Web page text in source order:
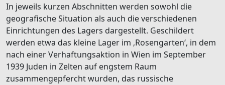
In jeweils kurzen Abschnitten werden sowohl die
geografische Situation als auch die verschiedenen
Einrichtungen des Lagers dargestellt. Geschildert
werden etwa das kleine Lager im ‚Rosengarten‘, in dem
nach einer Verhaftungsaktion in Wien im September
1939 Juden in Zelten auf engstem Raum
zusammengepfercht wurden, das russische